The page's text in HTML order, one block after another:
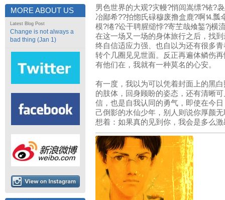
MORE ABOUT US
Latest Blog Post
Change is not always a
bad thing (Jan 1)
男色世界的大观?灾幔?悄闾嵩缥?铱?
冶鄙希??拍惚氏碌穆废撸盒鹿?啊⒕瓢
模?绻?讼干聘腥缒悖?寄芏哉飧錾?j横
在这一场又一场的身体旅行之后，找
终自信适应力强、也自以为还有很多
转个几圈见见世面。反正再遍体鳞伤
有他们在，我就有一种莫名的心安。
有一度，我以为可以凭着封面上的黑
的肢体，回身顾盼的姿态，还有清晰
信，也是自我认同的勇气，即使在今
己倒影的水仙少年，别人则说你厚颜
想着：如果真的见到你，我会是多么